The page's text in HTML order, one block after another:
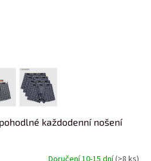
každodenní nošení